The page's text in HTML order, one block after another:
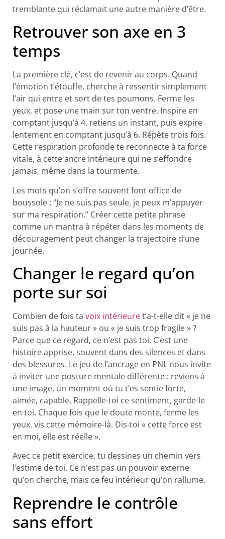
tremblante qui réclamait une autre manière d’être.
Retrouver son axe en 3
temps
La première clé, c’est de revenir au corps. Quand
l’émotion t’étouffe, cherche à ressentir simplement
l’air qui entre et sort de tes poumons. Ferme les
yeux, et pose une main sur ton ventre. Inspire en
comptant jusqu’à 4, retiens un instant, puis expire
lentement en comptant jusqu’à 6. Répète trois fois.
Cette respiration profonde te reconnecte à ta force
vitale, à cette ancre intérieure qui ne s’effondre
jamais, même dans la tourmente.
Les mots qu’on s’offre souvent font office de
boussole : “Je ne suis pas seule, je peux m’appuyer
sur ma respiration.” Créer cette petite phrase
comme un mantra à répéter dans les moments de
découragement peut changer la trajectoire d’une
journée.
Changer le regard qu’on
porte sur soi
Combien de fois ta voix intérieuret’a-t-elle dit « je ne
suis pas à la hauteur » ou « je suis trop fragile » ?
Parce que ce regard, ce n’est pas toi. C’est une
histoire apprise, souvent dans des silences et dans
des blessures. Le jeu de l’ancrage en PNL nous invite
à inviter une posture mentale différente : reviens à
une image, un moment où tu t’es sentie forte,
aimée, capable. Rappelle-toi ce sentiment, garde-le
en toi. Chaque fois que le doute monte, ferme les
yeux, vis cette mémoire-là. Dis-toi « cette force est
en moi, elle est réelle ».
Avec ce petit exercice, tu dessines un chemin vers
l’estime de toi. Ce n’est pas un pouvoir externe
qu’on cherche, mais ce feu intérieur qu’on rallume.
Reprendre le contrôle
sans effort